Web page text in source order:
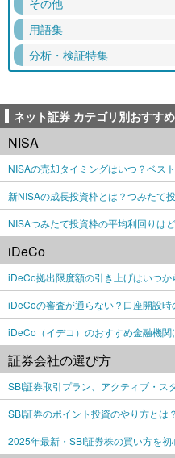
用語集
分析・検証特集
ネット証券 カテゴリ別おすす
NISA
NISAの売却タイミングはいつ？ベス
新NISAの成長投資枠とは？つみたて
NISAつみたて投資枠の平均利回りは
iDeCo
iDeCo拠出限度額の引き上げはいつか
iDeCoの審査が通らない？口座開設
iDeCo（イデコ）のおすすめ金融機関
証券会社の選び方
SBI証券取引プラン、アクティブ・ス
SBI証券のポイント投資のやり方とは
2025年最新・SBI証券株の買い方を初